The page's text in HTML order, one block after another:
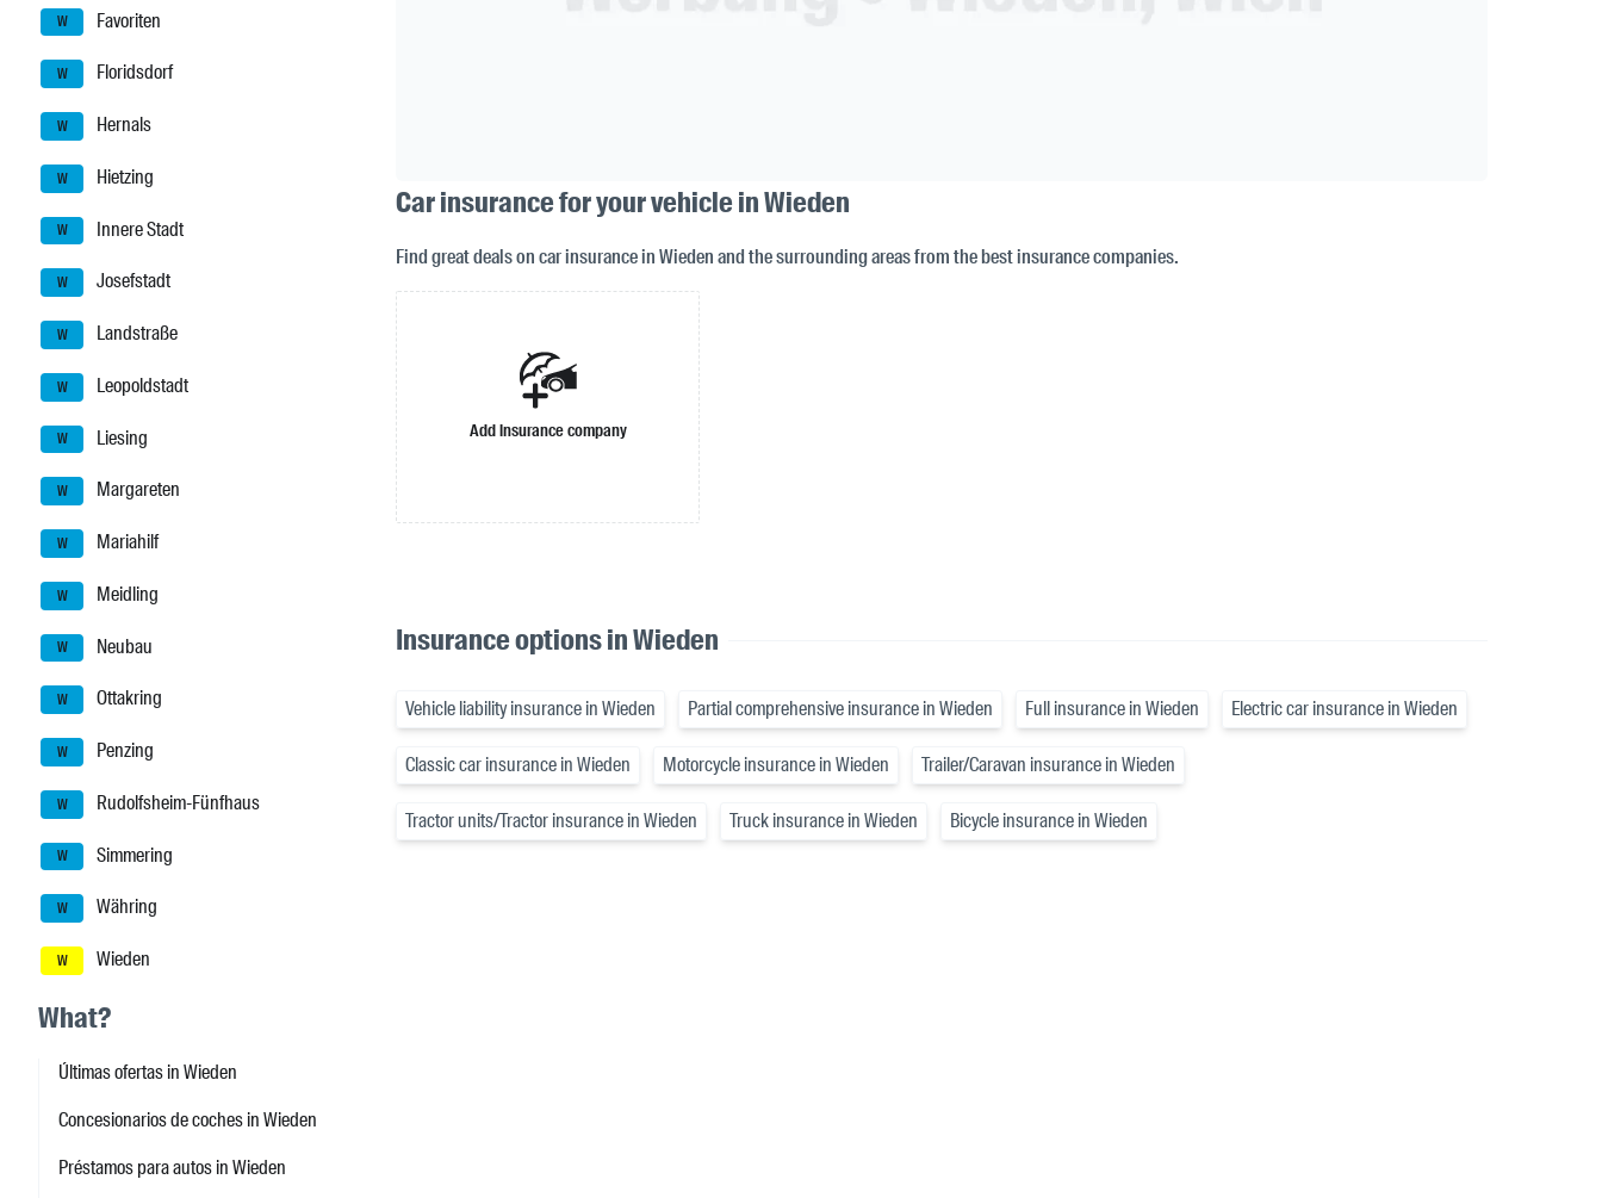
W Favoriten
W Floridsdorf
W Hernals
W Hietzing
W Innere Stadt
W Josefstadt
W Landstraße
W Leopoldstadt
W Liesing
W Margareten
W Mariahilf
W Meidling
W Neubau
W Ottakring
W Penzing
W Rudolfsheim-Fünfhaus
W Simmering
W Währing
W Wieden
What?
Últimas ofertas in Wieden
Concesionarios de coches in Wieden
Préstamos para autos in Wieden
Car insurance for your vehicle in Wieden
Find great deals on car insurance in Wieden and the surrounding areas from the best insurance companies.
Add insurance company
Insurance options in Wieden
Vehicle liability insurance in Wieden Partial comprehensive insurance in Wieden Full insurance in Wieden Electric car insurance in Wieden
Classic car insurance in Wieden Motorcycle insurance in Wieden Trailer/Caravan insurance in Wieden
Tractor units/Tractor insurance in Wieden Truck insurance in Wieden Bicycle insurance in Wieden